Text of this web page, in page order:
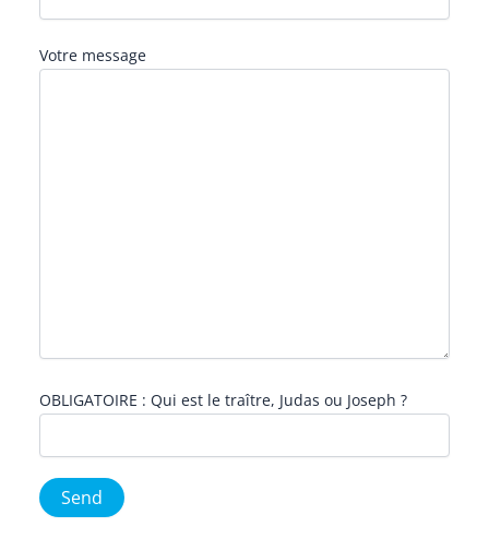
Votre message
OBLIGATOIRE : Qui est le traître, Judas ou Joseph ?